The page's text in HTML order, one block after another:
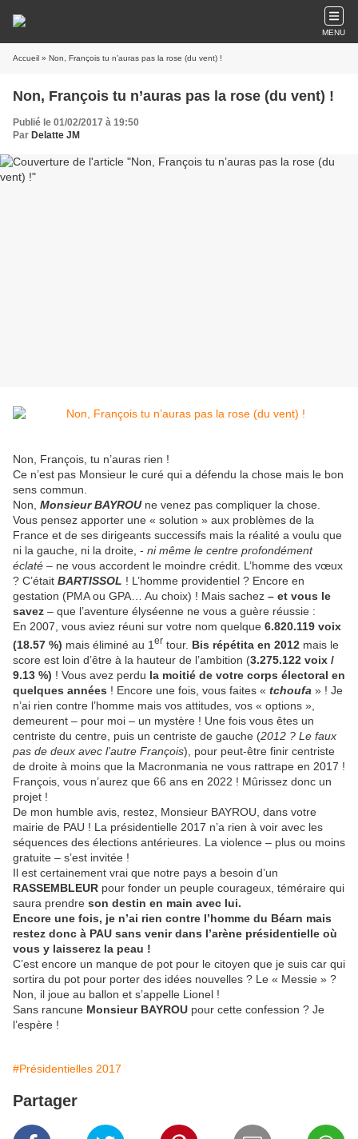
MENU
Accueil » Non, François tu n’auras pas la rose (du vent) !
Non, François tu n’auras pas la rose (du vent) !
Publié le 01/02/2017 à 19:50
Par Delatte JM
Non, François, tu n’auras rien !
Ce n’est pas Monsieur le curé qui a défendu la chose mais le bon
sens commun.
Non, Monsieur BAYROUne venez pas compliquer la chose.
Vous pensez apporter une « solution » aux problèmes de la
France et de ses dirigeants successifs mais la réalité a voulu que
ni la gauche, ni la droite, - ni même le centre profondément
éclaté – ne vous accordent le moindre crédit. L’homme des vœux
? C’était BARTISSOL ! L’homme providentiel ? Encore en
gestation (PMA ou GPA… Au choix) ! Mais sachez – et vous le
savez – que l’aventure élyséenne ne vous a guère réussie :
En 2007, vous aviez réuni sur votre nom quelque 6.820.119 voix
(18.57 %) mais éliminé au 1 er tour. Bis répétita en 2012 mais le
score est loin d’être à la hauteur de l’ambition (3.275.122 voix /
9.13 %) ! Vous avez perdu la moitié de votre corps électoral en
quelques années ! Encore une fois, vous faites « tchoufa » ! Je
n’ai rien contre l’homme mais vos attitudes, vos « options »,
demeurent – pour moi – un mystère ! Une fois vous êtes un
centriste du centre, puis un centriste de gauche (2012 ? Le faux
pas de deux avec l’autre François), pour peut-être finir centriste
de droite à moins que la Macronmania ne vous rattrape en 2017 !
François, vous n’aurez que 66 ans en 2022 ! Mûrissez donc un
projet !
De mon humble avis, restez, Monsieur BAYROU, dans votre
mairie de PAU ! La présidentielle 2017 n’a rien à voir avec les
séquences des élections antérieures. La violence – plus ou moins
gratuite – s’est invitée !
Il est certainement vrai que notre pays a besoin d’un
RASSEMBLEUR pour fonder un peuple courageux, téméraire qui
saura prendre son destin en main avec lui.
Encore une fois, je n’ai rien contre l’homme du Béarn mais
restez donc à PAU sans venir dans l’arène présidentielle où
vous y laisserez la peau !
C’est encore un manque de pot pour le citoyen que je suis car qui
sortira du pot pour porter des idées nouvelles ? Le « Messie » ?
Non, il joue au ballon et s’appelle Lionel !
Sans rancune Monsieur BAYROU pour cette confession ? Je
l’espère !
#Présidentielles 2017
Partager